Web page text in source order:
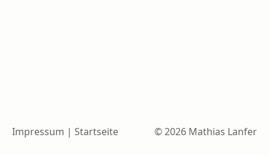
Impressum | Startseite © 2026 Mathias Lanfer